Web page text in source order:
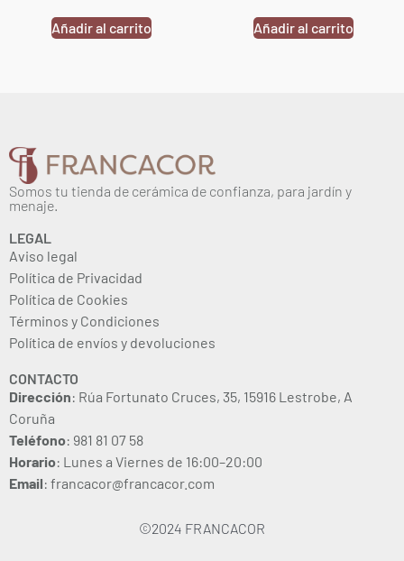
Añadir al carrito Añadir al carrito
Somos tu tienda de cerámica de confianza, para jardín y
menaje.
LEGAL
Aviso legal
Política de Privacidad
Política de Cookies
Términos y Condiciones
Política de envíos y devoluciones
CONTACTO
Dirección: Rúa Fortunato Cruces, 35, 15916 Lestrobe, A
Coruña
Teléfono: 981 81 07 58
Horario: Lunes a Viernes de 16:00–20:00
Email: francacor@francacor.com
©2024 FRANCACOR